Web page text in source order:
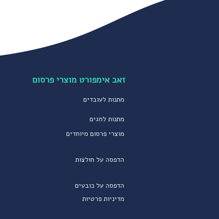
מתנות לעובדים
מתנות לחגים
מוצרי פרסום מיוחדים
הדפסה על חולצות
הדפסה על כובעים
מדיניות פרטיות
זאב אימפורט מוצרי פרסום